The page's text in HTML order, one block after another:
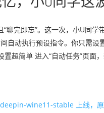
“聊完即忘”。这一次，小U同
自动执行预设指令。你只需设
超简单 进入“自动任务”页面